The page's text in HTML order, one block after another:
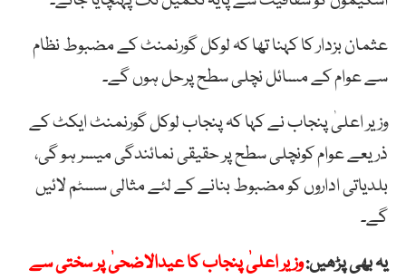
عثمان بزدار کا کہنا تھا کہ لوکل گورنمنٹ کے مضبوط نظام
سے عوام کے مسائل نچلی سطح پرحل ہوں گے۔
وزیر اعلیٰ پنجاب نے کہا کہ پنجاب لوکل گورنمنٹ ایکٹ کے
ذریعے عوام کونچلی سطح پر حقیقی نمائندگی میسر ہو گی،
بلدیاتی اداروں کو مضبوط بنانے کے لئے مثالی سسٹم لائیں
گے۔
یہ بھی پڑھیں:وزیر اعلیٰ پنجاب کا عیدالاضحیٰ پر سختی سے